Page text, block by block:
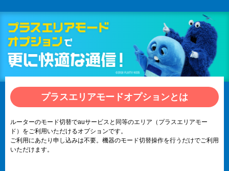
プラスエリアモードオプションとは
ルーターのモード切替でauサービスと同等のエリア（プラスエリアモー
ド）をご利用いただけるオプションです。
ご利用にあたり申し込みは不要。機器のモード切替操作を行うだけでご利用
いただけます。